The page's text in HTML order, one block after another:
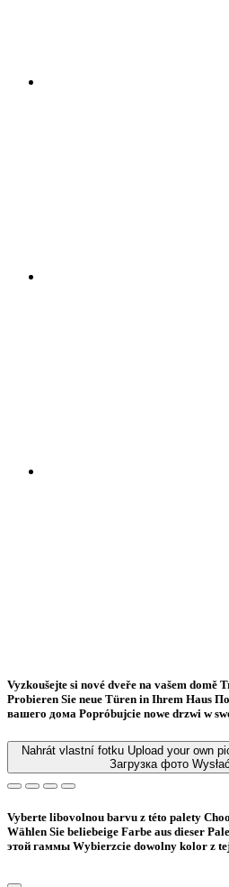
Vyzkoušejte si nové dveře na vašem domě
Probieren Sie neue Türen in Ihrem Haus
вашего дома Popróbujcie nowe drzwi w
Nahrát vlastní fotku Upload your own
Загрузка фото
Vyberte libovolnou barvu z této palety
Wählen Sie beliebeige Farbe aus dieser
этой гаммы Wybierzcie dowolny kolor z